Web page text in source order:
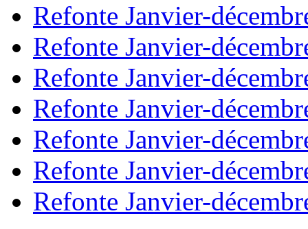
Refonte Janvier-
Refonte Janvier-
Refonte Janvier-
Refonte Janvier-
Refonte Janvier-
Refonte Janvier-
Refonte Janvier-